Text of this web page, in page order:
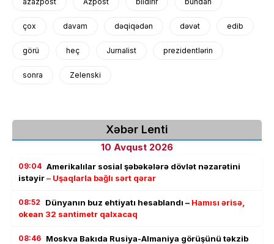
çox davam dəqiqədən dəvət edib
görü heç Jurnalist prezidentlərin
sonra Zelenski
Xəbər Lenti
10 Avqust 2026
09:04 Amerikalılar sosial şəbəkələrə dövlət nəzarətini
istəyir– Uşaqlarla bağlı sərt qərar
08:52 Dünyanın buz ehtiyatı hesablandı – Hamısı ərisə,
okean 32 santimetr qalxacaq
08:46 Moskva Bakıda Rusiya-Almaniya görüşünü təkzib